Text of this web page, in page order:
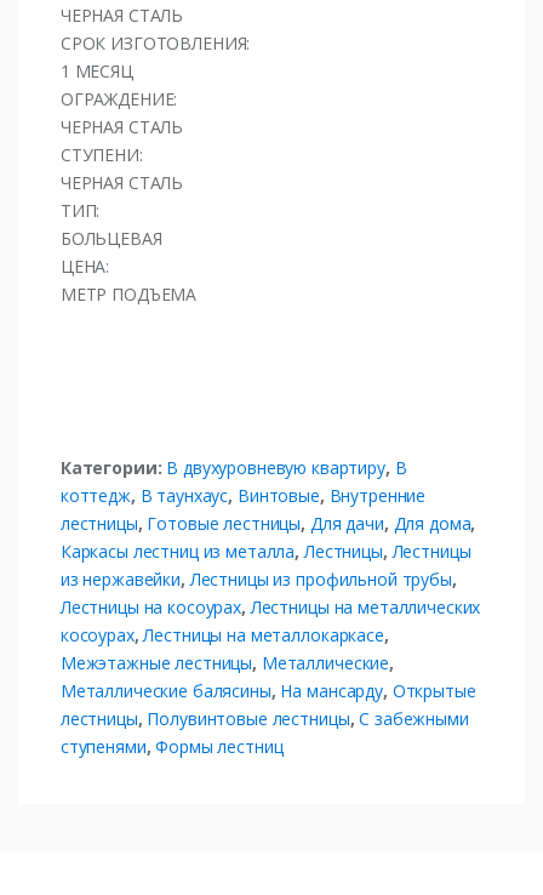
ЧЕРНАЯ СТАЛЬ
СРОК ИЗГОТОВЛЕНИЯ:
1 МЕСЯЦ
ОГРАЖДЕНИЕ:
ЧЕРНАЯ СТАЛЬ
СТУПЕНИ:
ЧЕРНАЯ СТАЛЬ
ТИП:
БОЛЬЦЕВАЯ
ЦЕНА:
МЕТР ПОДЪЕМА
Категории: В двухуровневую квартиру, В
коттедж, В таунхаус, Винтовые, Внутренние
лестницы, Готовые лестницы, Для дачи, Для дома,
Каркасы лестниц из металла, Лестницы, Лестницы
из нержавейки, Лестницы из профильной трубы,
Лестницы на косоурах, Лестницы на металлических
косоурах, Лестницы на металлокаркасе,
Межэтажные лестницы, Металлические,
Металлические балясины, На мансарду, Открытые
лестницы, Полувинтовые лестницы,С забежными
ступенями,Формы лестниц